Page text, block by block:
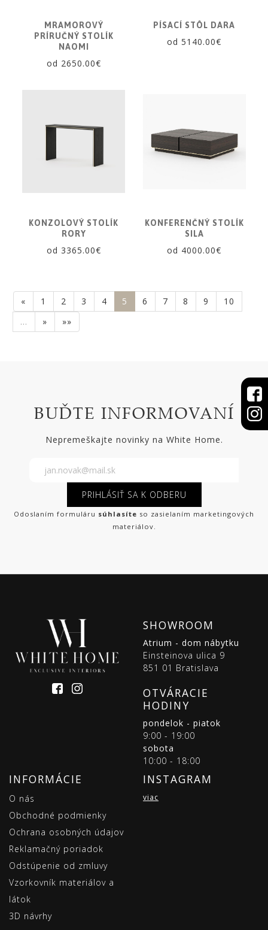
MRAMOROVÝ
PRÍRUČNÝ STOLÍK
NAOMI
od 2650.00€
PÍSACÍ STÔL DARA
od 5140.00€
KONZOLOVÝ STOLÍK
RORY
od 3365.00€
KONFERENČNÝ STOLÍK
SILA
od 4000.00€
« 1 2 3 4 5 6 7 8 9
10
…
» »»
BUĎTE INFORMOVANÍ
Nepremeškajte novinky na White Home.
PRIHLÁSIŤ SA K ODBERU
Odoslaním formuláru súhlasíte so zasielaním marketingových
materiálov.
SHOWROOM
Atrium - dom nábytku
Einsteinova ulica 9
851 01 Bratislava
OTVÁRACIE
HODINY
pondelok - piatok
9:00 - 19:00
sobota
10:00 - 18:00
INFORMÁCIE
O nás
Obchodné podmienky
Ochrana osobných údajov
Reklamačný poriadok
Odstúpenie od zmluvy
Vzorkovník materiálov a
látok
3D návrhy
INSTAGRAM
viac